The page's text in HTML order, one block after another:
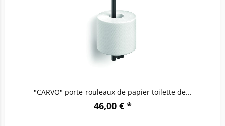
"CARVO" porte-rouleaux de papier toilette de...
46,00 € *